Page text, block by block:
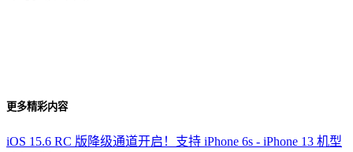
更多精彩内容
iOS 15.6 RC 版降级通道开启！支持 iPhone 6s - iPhone 13 机型